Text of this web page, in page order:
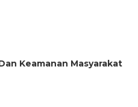
Keamanan Masyarakat